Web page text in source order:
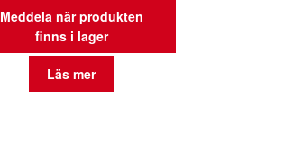
Meddela när produkten
finns i lager
Läs mer